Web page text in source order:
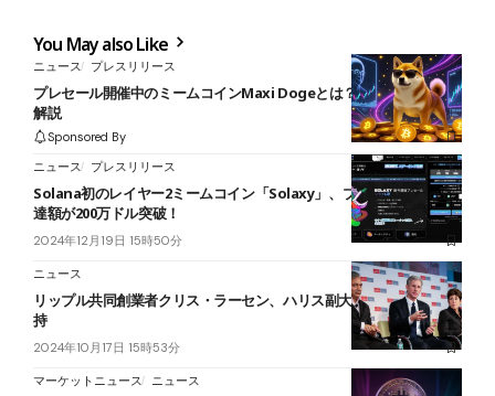
You May also Like
ニュース プレスリリース
プレセール開催中のミームコインMaxi Dogeとは？特徴や可能性を
解説
Sponsored By
ニュース
プレスリリース
Solana初のレイヤー2ミームコイン「Solaxy」、プレセール資金調
達額が200万ドル突破！
2024年12月19日 15時50分
ニュース
リップル共同創業者クリス・ラーセン、ハリス副大統領を正式に支
持
2024年10月17日 15時53分
マーケットニュース ニュース